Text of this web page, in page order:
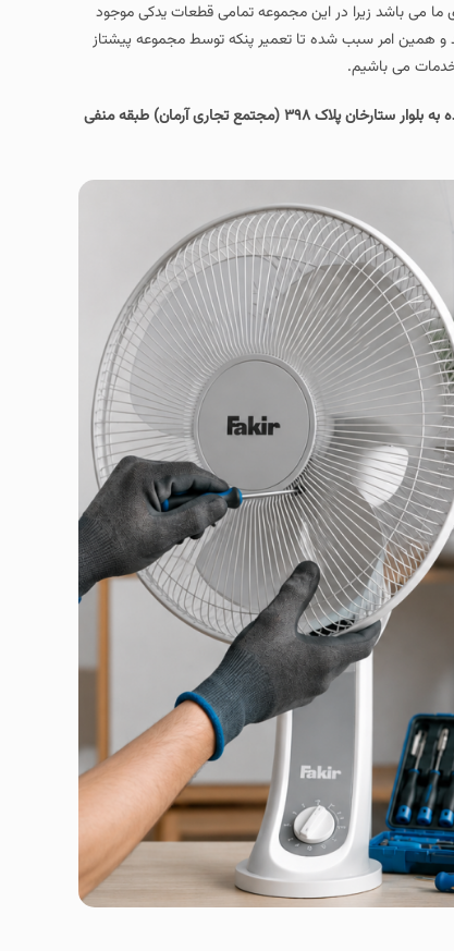
ما می باشد زیرا در این مجموعه تمامی قطعات یدکی موجود
و همین امر سبب شده تا تعمیر پنکه توسط مجموعه پیشتاز
تهران، خیابان بهبودی نرسیده به بلوار ستارخان پلاک ۳۹۸ (مجتمع تجاری آرمان) طبقه منفی